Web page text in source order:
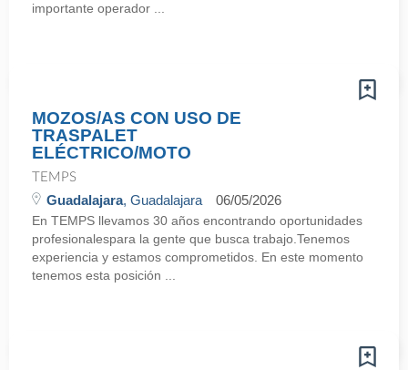
importante operador ...
MOZOS/AS CON USO DE
TRASPALET
ELÉCTRICO/MOTO
TEMPS
Guadalajara, Guadalajara 06/05/2026
En TEMPS llevamos 30 años encontrando oportunidades
profesionalespara la gente que busca trabajo.Tenemos
experiencia y estamos comprometidos. En este momento
tenemos esta posición ...